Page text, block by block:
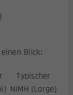
Blick:
Typischer
NiMH (Large)